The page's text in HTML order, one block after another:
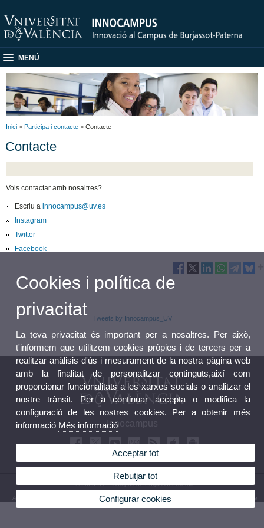
MENÚ
Inici > Participa i contacte > Contacte
Contacte
Vols contactar amb nosaltres?
Escriu ainnocampus@uv.es
Instagram
Twitter
Facebook
Tweets by Innocampus_UV
Innocampus
© 2026 UV. - Campus de Burjassot-Paterna
Avís legal Política privacitat|Cookies|Transparència Bústia de contacte
Cookies i política de
privacitat
La teva privacitat és important per a nosaltres. Per això,
t'informem que utilitzem cookies pròpies i de tercers per a
realitzar anàlisis d'ús i mesurament de la nostra pàgina web
amb la finalitat de personalitzar continguts,així com
proporcionar funcionalitats a les xarxes socials o analitzar el
nostre trànsit. Per a continuar accepta o modifica la
configuració de les nostres cookies. Per a obtenir més
informació Més informació
Acceptar tot
Rebutjar tot
Configurar cookies